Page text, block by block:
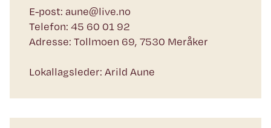
E-post: aune@live.no
Telefon: 45 60 01 92
Adresse: Tollmoen 69, 7530 Meråker
Lokallagsleder: Arild Aune